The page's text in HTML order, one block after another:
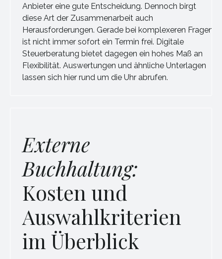
Anbieter eine gute Entscheidung. Dennoch birgt
diese Art der Zusammenarbeit auch
Herausforderungen. Gerade bei komplexeren Fragen
ist nicht immer sofort ein Termin frei. Digitale
Steuerberatung bietet dagegen ein hohes Maß an
Flexibilität. Auswertungen und ähnliche Unterlagen
lassen sich hier rund um die Uhr abrufen.
Externe
Buchhaltung:
Kosten und
Auswahlkriterien
im Überblick